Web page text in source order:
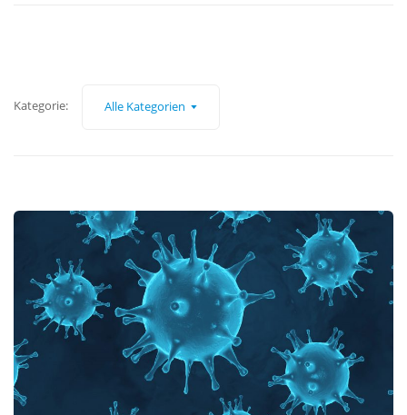
Kategorie: Alle Kategorien